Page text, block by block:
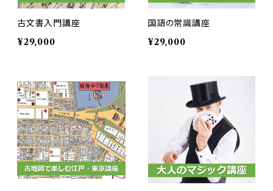
古文書入門講座
¥29,000
国語の常識講座
¥29,000